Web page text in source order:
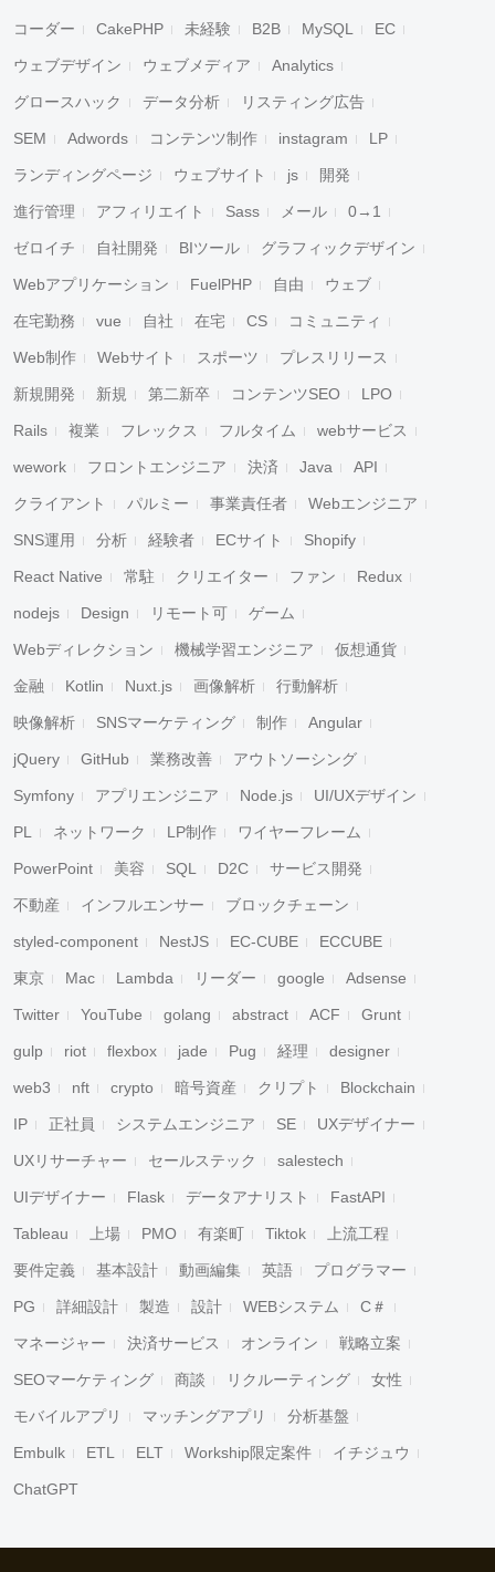
コーダー CakePHP 未経験 B2B MySQL EC
ウェブデザイン ウェブメディア Analytics
グロースハック データ分析 リスティング広告
SEM Adwords コンテンツ制作 instagram LP
ランディングページ ウェブサイト js 開発
進行管理 アフィリエイト Sass メール 0→1
ゼロイチ 自社開発 BIツール グラフィックデザイン
Webアプリケーション FuelPHP 自由 ウェブ
在宅勤務 vue 自社 在宅 CS コミュニティ
Web制作 Webサイト スポーツ プレスリリース
新規開発 新規 第二新卒 コンテンツSEO LPO
Rails 複業 フレックス フルタイム webサービス
wework フロントエンジニア 決済 Java API
クライアント パルミー 事業責任者 Webエンジニア
SNS運用 分析 経験者 ECサイト Shopify
React Native 常駐 クリエイター ファン Redux
nodejs Design リモート可 ゲーム
Webディレクション 機械学習エンジニア 仮想通貨
金融 Kotlin Nuxt.js 画像解析 行動解析
映像解析 SNSマーケティング 制作 Angular
jQuery GitHub 業務改善 アウトソーシング
Symfony アプリエンジニア Node.js UI/UXデザイン
PL ネットワーク LP制作 ワイヤーフレーム
PowerPoint 美容 SQL D2C サービス開発
不動産 インフルエンサー ブロックチェーン
styled-component NestJS EC-CUBE ECCUBE
東京 Mac Lambda リーダー google Adsense
Twitter YouTube golang abstract ACF Grunt
gulp riot flexbox jade Pug 経理 designer
web3 nft crypto 暗号資産 クリプト Blockchain
IP 正社員 システムエンジニア SE UXデザイナー
UXリサーチャー セールステック salestech
UIデザイナー Flask データアナリスト FastAPI
Tableau 上場 PMO 有楽町 Tiktok 上流工程
要件定義 基本設計 動画編集 英語 プログラマー
PG 詳細設計 製造 設計 WEBシステム C＃
マネージャー 決済サービス オンライン 戦略立案
SEOマーケティング 商談 リクルーティング 女性
モバイルアプリ マッチングアプリ 分析基盤
Embulk ETL ELT Workship限定案件 イチジュウ
ChatGPT